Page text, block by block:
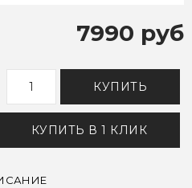
7990 руб
КУПИТЬ
КУПИТЬ В 1 КЛИК